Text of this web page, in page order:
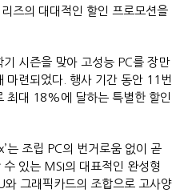
즈의 대대적인 할인 프로모션을
시즌을 맞아 고성능 PC를 장만
마련되었다. 행사 기간 동안 11번
최대 18%에 달하는 특별한 할인
는 조립 PC의 번거로움 없이 곧
있는 MSI의 대표적인 완성형
와 그래픽카드의 조합으로 고사양